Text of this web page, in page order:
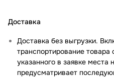
Доставка
Доставка без выгрузки.
транспортирование товара
указанного в заявке места
предусматривает